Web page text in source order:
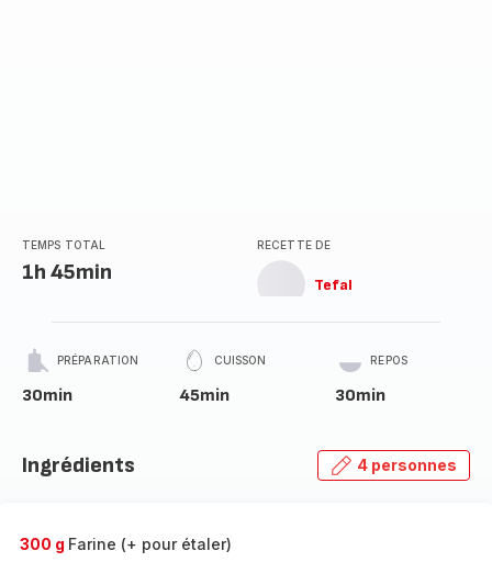
TEMPS TOTAL
1h 45min
RECETTE DE
Tefal
PRÉPARATION
30min
CUISSON
45min
REPOS
30min
Ingrédients 4 personnes
300 g Farine (+ pour étaler)